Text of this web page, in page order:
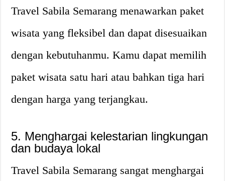
Travel Sabila Semarang menawarkan paket
wisata yang fleksibel dan dapat disesuaikan
dengan kebutuhanmu. Kamu dapat memilih
paket wisata satu hari atau bahkan tiga hari
dengan harga yang terjangkau.
5. Menghargai kelestarian lingkungan
dan budaya lokal
Travel Sabila Semarang sangat menghargai